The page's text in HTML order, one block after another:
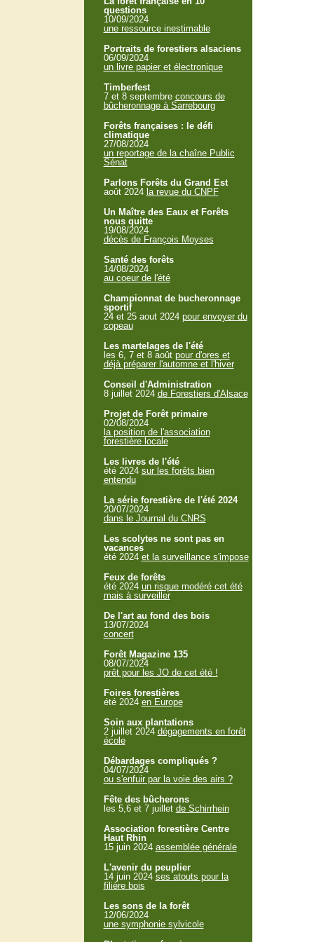
questions
10/09/2024
une ressource inestimable
Portraits de forestiers alsaciens
06/09/2024
un livre papier et électronique
Timberfest
7 et 8 septembre concours de
bûcheronnage à Sarrebourg
Forêts françaises : le défi
climatique
27/08/2024
un reportage de la chaîne Public
Sénat
Parlons Forêts du Grand Est
août 2024 la revue du CNPF
Un Maître des Eaux et Forêts
nous quitte
19/08/2024
décès de François Moyses
Santé des forêts
14/08/2024
au coeur de l'été
Championnat de bucheronnage
sportif
24 et 25 aout 2024 pour envoyer du
copeau
Les martelages de l'été
les 6, 7 et 8 août pour d'ores et
déjà préparer l'automne et l'hiver
Conseil d'Administration
8 juillet 2024 de Forestiers d'Alsace
Projet de Forêt primaire
02/08/2024
la position de l'association
forestière locale
Les livres de l'été
été 2024 sur les forêts bien
entendu
La série forestière de l'été 2024
20/07/2024
dans le Journal du CNRS
Les scolytes ne sont pas en
vacances
été 2024 et la surveillance s'impose
Feux de forêts
été 2024 un risque modéré cet été
mais à surveiller
De l'art au fond des bois
13/07/2024
concert
Forêt Magazine 135
08/07/2024
prêt pour les JO de cet été !
Foires forestières
été 2024 en Europe
Soin aux plantations
2 juillet 2024 dégagements en forêt
école
Débardages compliqués ?
04/07/2024
ou s'enfuir par la voie des airs ?
Fête des bûcherons
les 5,6 et 7 juillet de Schirrhein
Association forestière Centre
Haut Rhin
15 juin 2024 assemblée générale
L'avenir du peuplier
14 juin 2024 ses atouts pour la
filière bois
Les sons de la forêt
12/06/2024
une symphonie sylvicole